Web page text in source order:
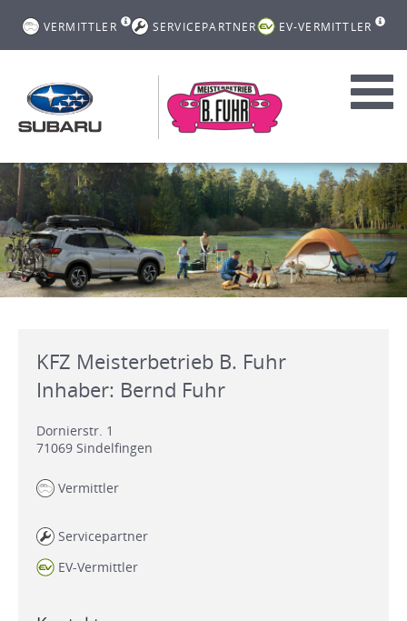
VERMITTLER SERVICEPARTNER EV-VERMITTLER
KFZ Meisterbetrieb B. Fuhr
Inhaber: Bernd Fuhr
Dornierstr. 1
71069 Sindelfingen
Vermittler
Servicepartner
EV-Vermittler